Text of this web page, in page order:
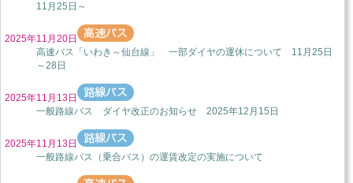
11月25日～
2025年11月20日
高速バス「いわき～仙台線」 一部ダイヤの運休について 11月25日
～28日
2025年11月13日
一般路線バス ダイヤ改正のお知らせ 2025年12月15日
2025年11月13日
一般路線バス（乗合バス）の運賃改定の実施について